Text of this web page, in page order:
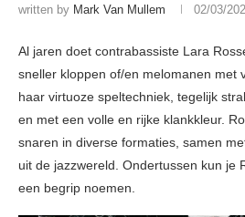
written by Mark Van Mullem 02/03/
Al jaren doet contrabassiste Lara
sneller kloppen of/en melomanen met
haar virtuoze speltechniek, tegelijk
en met een volle en rijke klankkleur.
snaren in diverse formaties, samen
uit de jazzwereld. Ondertussen kun je
een begrip noemen.